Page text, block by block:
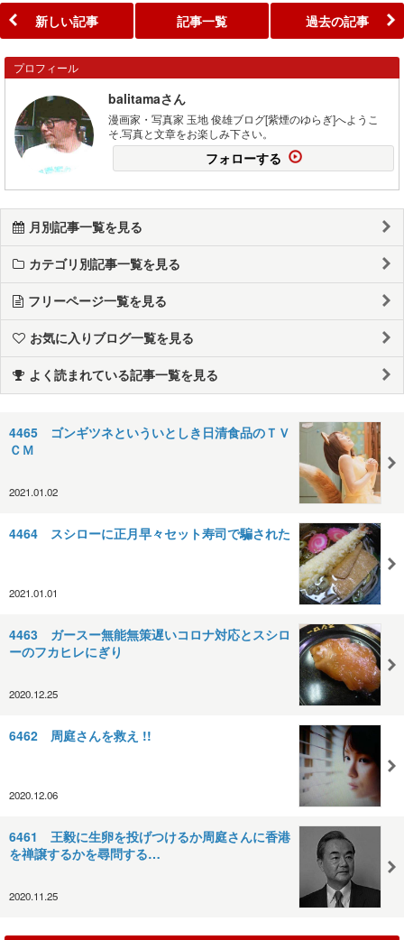
新しい記事 記事一覧 過去の記事
プロフィール
balitamaさん
漫画家・写真家 玉地 俊雄ブログ[紫煙のゆらぎ]へようこ
そ.写真と文章をお楽しみ下さい。
フォローする
月別記事一覧を見る
カテゴリ別記事一覧を見る
フリーページ一覧を見る
お気に入りブログ一覧を見る
よく読まれている記事一覧を見る
4465 ゴンギツネといういとしき日清食品のＴＶ
ＣＭ
2021.01.02
4464 スシローに正月早々セット寿司で騙された
2021.01.01
4463 ガースー無能無策遅いコロナ対応とスシロ
ーのフカヒレにぎり
2020.12.25
6462 周庭さんを救え !!
2020.12.06
6461 王毅に生卵を投げつけるか周庭さんに香港
を禅譲するかを尋問する…
2020.11.25